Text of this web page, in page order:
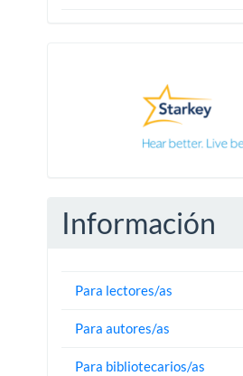
Información
Para lectores/as
Para autores/as
Para bibliotecarios/as